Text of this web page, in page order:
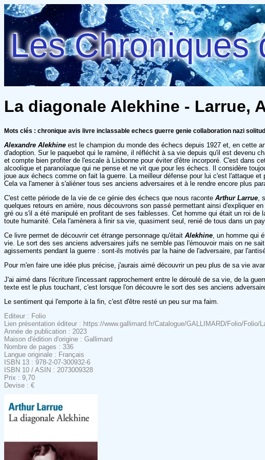
Les Chroniques
La diagonale Alekhine - Larrue,
Mots clés : chronique avis livre inclassable echecs guerre genie collaboration nazi
Alexandre Alekhine est le champion du monde des échecs depuis 1927 et, en cette
d'adoption. Sur le paquebot qui le ramène, il réfléchit à sa vie depuis qu'il est devenu
et compte bien profiter de l'escale à Lisbonne pour éviter d'être incorporé. C'est dans
alcoolique et paranoïaque qui ne pense et ne vit que pour les échecs. Il considère
joue aux échecs comme on fait la guerre. La meilleur défense pour lui c'est l'attaque
Cela va l'amener à s'aliéner tous ses anciens adversaires et à le rendre encore plus
C'est cette période de la vie de ce génie des échecs que nous raconte Arthur Larrue ,
quelques retours en arrière, nous découvrons son passé permettant ainsi d'expliquer
gré ou s'il a été manipulé en profitant de ses faiblesses. Cet homme qui était un roi
toute humanité. Cela l'amènera à finir sa vie, quasiment seul, renié de tous dans un
Ce livre permet de découvrir cet étrange personnage qu'était Alekhine , un homme qui
vie. Le sort des ses anciens adversaires juifs ne semble pas l'émouvoir mais on ne
agissements pendant la guerre : sont-ils motivés par la haine de l'adversaire, par
Pour m'en faire une idée plus précise, j'aurais aimé découvrir un peu plus de sa vie
J'ai aimé dans l'écriture l'incessant rapprochement entre le déroulé de sa vie, de la
texte est le plus touchant, c'est lorsque l'on découvre le sort des ses anciens
Le sentiment qui l'emporte à la fin, c'est d'être resté un peu sur ma faim.
Editeur : Folio
Lien présentation éditeur : https://www.gallimard.fr/Catalogue/GALLIMARD/Folio/Folio/
Année de publication : 2023
Maison d'édition d'origine : Gallimard
Nombre de pages : 336
Langue originale : Français
ISBN 13 : 978-2-07-300932-6
ISBN 10 / ASIN : 2073009328
Prix : 9,70
Devise : €